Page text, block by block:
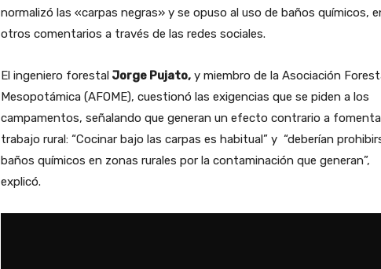
normalizó las «carpas negras» y se opuso al uso de baños químicos,
otros comentarios a través de las redes sociales.
El ingeniero forestalJorge Pujato,y miembro de la Asociación
Mesopotámica (AFOME), cuestionó las exigencias que se piden a los
campamentos, señalando que generan un efecto contrario a
trabajo rural: “Cocinar bajo las carpas es habitual” y “deberían
baños químicos en zonas rurales por la contaminación que generan”,
explicó.